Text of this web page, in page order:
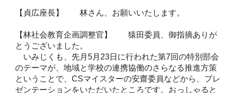
【貞広座長】 林さん、お願いいたします。
【林社会教育企画調整官】 猿田委員、御指摘ありが
とうございました。
いみじくも、先月5月23日に行われた第7回の特別部会
のテーマが、地域と学校の連携協働のさらなる推進方策
ということで、CSマイスターの安齋委員などから、プレ
ゼンテーションをいただいたところです。おっしゃると